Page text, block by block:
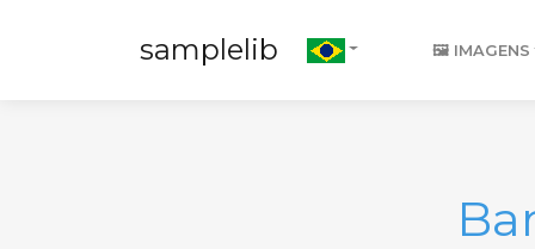
samplelib 🖼️ IMAGENS